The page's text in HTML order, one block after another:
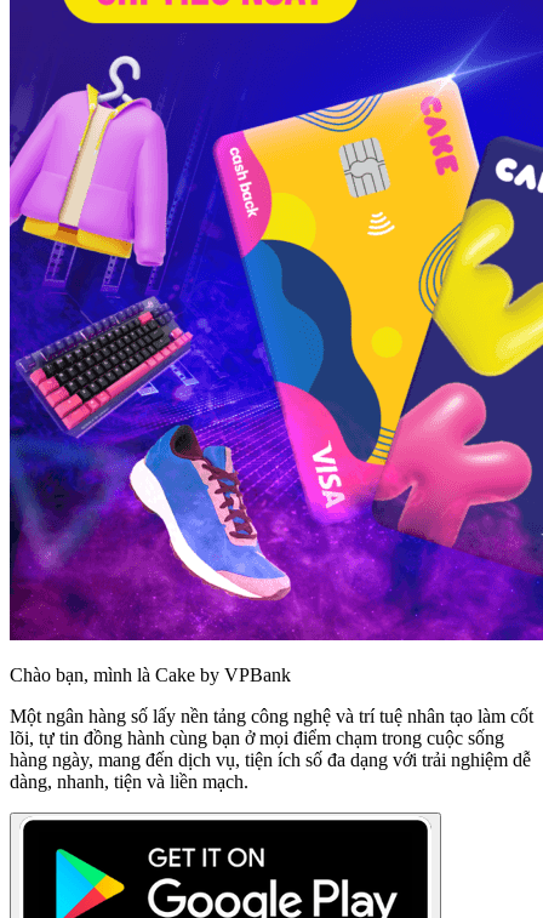
Chào bạn, mình là Cake by VPBank
Một ngân hàng số lấy nền tảng công nghệ và trí tuệ nhân tạo làm cốt
lõi, tự tin đồng hành cùng bạn ở mọi điểm chạm trong cuộc sống
hàng ngày, mang đến dịch vụ, tiện ích số đa dạng với trải nghiệm dễ
dàng, nhanh, tiện và liền mạch.